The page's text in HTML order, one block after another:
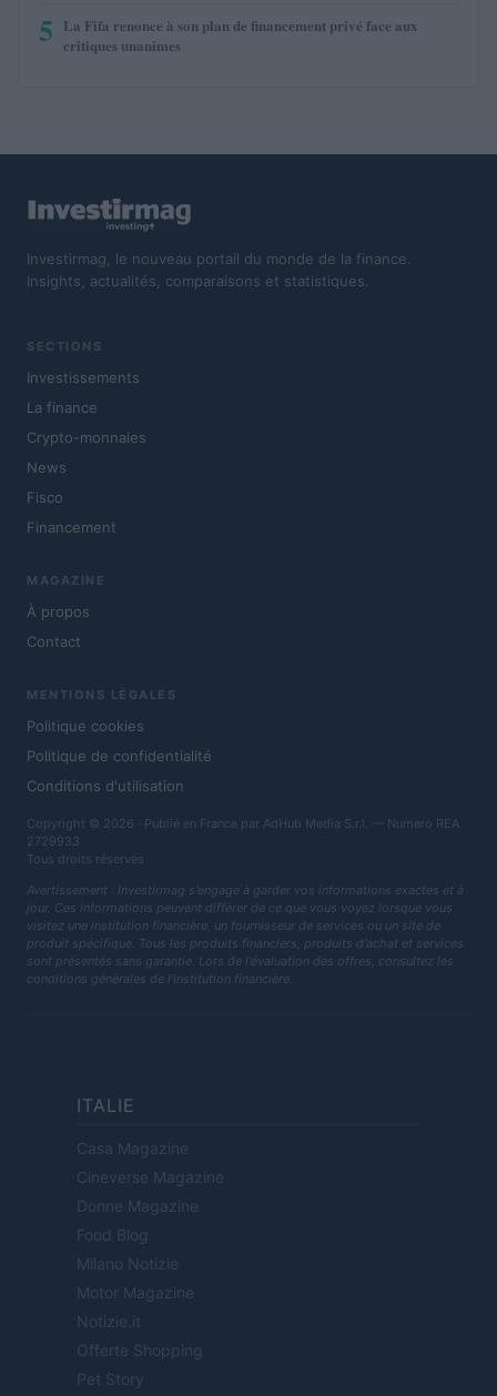
5 La Fifa renonce à son plan de financement privé face aux
critiques unanimes
Investirmag, le nouveau portail du monde de la finance.
Insights, actualités, comparaisons et statistiques.
SECTIONS
Investissements
La finance
Crypto-monnaies
News
Fisco
Financement
MAGAZINE
À propos
Contact
MENTIONS LÉGALES
Politique cookies
Politique de confidentialité
Conditions d'utilisation
Copyright © 2026 · Publié en France par AdHub Media S.r.l. — Numero REA
2729933
Tous droits réservés
Avertissement : Investirmag s'engage à garder vos informations exactes et à
jour. Ces informations peuvent différer de ce que vous voyez lorsque vous
visitez une institution financière, un fournisseur de services ou un site de
produit spécifique. Tous les produits financiers, produits d'achat et services
sont présentés sans garantie. Lors de l'évaluation des offres, consultez les
conditions générales de l'institution financière.
ITALIE
Casa Magazine
Cineverse Magazine
Donne Magazine
Food Blog
Milano Notizie
Motor Magazine
Notizie.it
Offerte Shopping
Pet Story